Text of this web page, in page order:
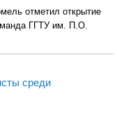
отметил открытие
ГГТУ им. П.О.
среди